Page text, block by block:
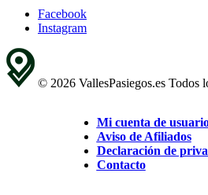
Facebook
Instagram
© 2026 VallesPasiegos.es Todos
Mi cuenta de
Aviso de Afiliados
Declaración de
Contacto